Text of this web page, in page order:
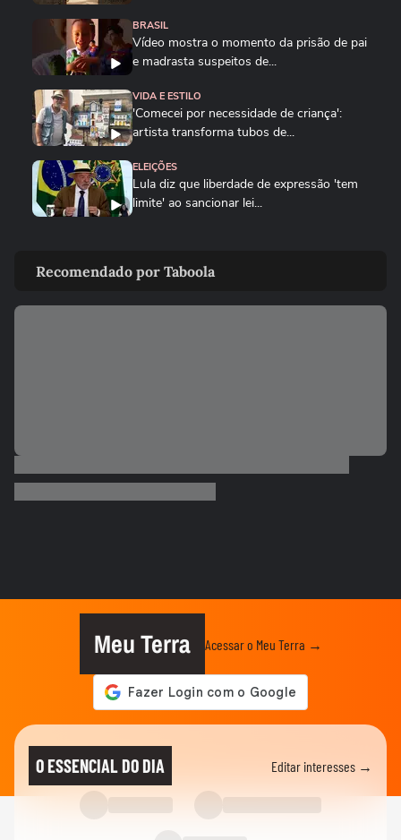
BRASIL
Vídeo mostra o momento da prisão de pai
e madrasta suspeitos de...
VIDA E ESTILO
'Comecei por necessidade de criança':
artista transforma tubos de...
ELEIÇÕES
Lula diz que liberdade de expressão 'tem
limite' ao sancionar lei...
Gaspar como vice foi...
CIDADES
afeta mais de 100 casas no RS
Carreta tomba e contêiner de 28
toneladas esmaga carro na Grande...
Risco de tornados: Defesa Civil do RS
atualiza alerta em meio à...
Carro fica pendurado em estacionamento
Recomendado por Taboola
Meu Terra Acessar o Meu Terra →
O ESSENCIAL DO DIA Editar interesses →